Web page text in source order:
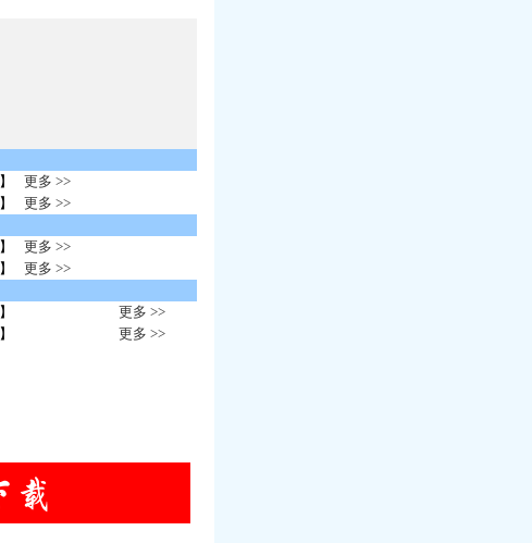
】
】
更多 >>
更多 >>
】
】
更多 >>
更多 >>
】
】
更多 >>
更多 >>